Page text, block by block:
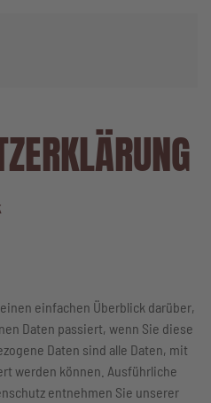
einfachen Überblick darüber,
Daten passiert, wenn Sie diese
Daten sind alle Daten, mit
werden können. Ausführliche
entnehmen Sie unserer